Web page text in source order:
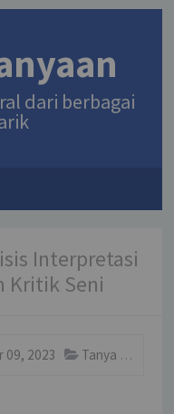
dari berbagai
Interpretasi
Kritik Seni
09, 2023 Tanya